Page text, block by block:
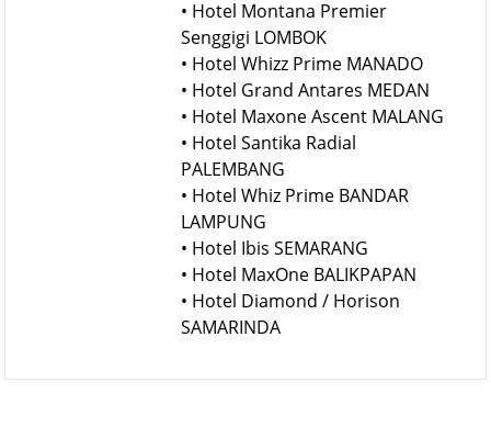
• Hotel Montana Premier
Senggigi LOMBOK
• Hotel Whizz Prime MANADO
• Hotel Grand Antares MEDAN
• Hotel Maxone Ascent MALANG
• Hotel Santika Radial
PALEMBANG
• Hotel Whiz Prime BANDAR
LAMPUNG
• Hotel Ibis SEMARANG
• Hotel MaxOne BALIKPAPAN
• Hotel Diamond / Horison
SAMARINDA